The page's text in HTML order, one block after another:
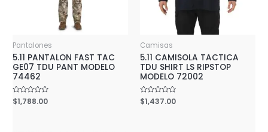
Pantalones
5.11 PANTALON FAST TAC
GE07 TDU PANT MODELO
74462
Rated
0
$1,788.00
Camisas
5.11 CAMISOLA TACTICA
TDU SHIRT LS RIPSTOP
MODELO 72002
Rated
0
$1,437.00